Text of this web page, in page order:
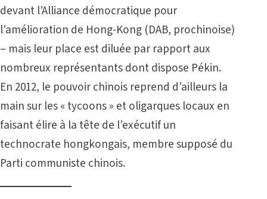
devant l’Alliance démocratique pour
l’amélioration de Hong-Kong (DAB, prochinoise)
– mais leur place est diluée par rapport aux
nombreux représentants dont dispose Pékin.
En 2012, le pouvoir chinois reprend d’ailleurs la
main sur les « tycoons » et oligarques locaux en
faisant élire à la tête de l’exécutif un
technocrate hongkongais, membre supposé du
Parti communiste chinois.